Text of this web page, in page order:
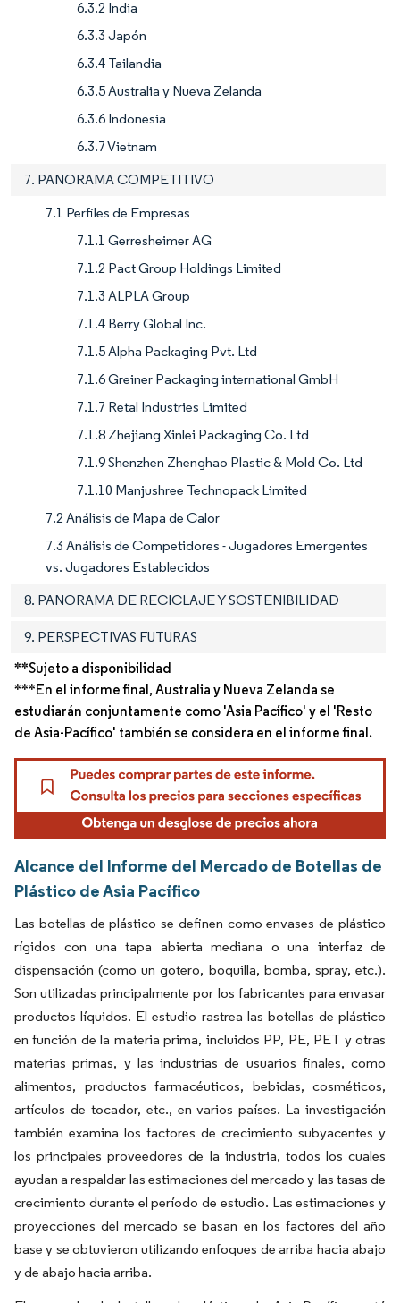
6.3.2 India
6.3.3 Japón
6.3.4 Tailandia
6.3.5 Australia y Nueva Zelanda
6.3.6 Indonesia
6.3.7 Vietnam
7. PANORAMA COMPETITIVO
7.1 Perfiles de Empresas
7.1.1 Gerresheimer AG
7.1.2 Pact Group Holdings Limited
7.1.3 ALPLA Group
7.1.4 Berry Global Inc.
7.1.5 Alpha Packaging Pvt. Ltd
7.1.6 Greiner Packaging international GmbH
7.1.7 Retal Industries Limited
7.1.8 Zhejiang Xinlei Packaging Co. Ltd
7.1.9 Shenzhen Zhenghao Plastic & Mold Co. Ltd
7.1.10 Manjushree Technopack Limited
7.2 Análisis de Mapa de Calor
7.3 Análisis de Competidores - Jugadores Emergentes
vs. Jugadores Establecidos
8. PANORAMA DE RECICLAJE Y SOSTENIBILIDAD
9. PERSPECTIVAS FUTURAS
**Sujeto a disponibilidad
***En el informe final, Australia y Nueva Zelanda se
estudiarán conjuntamente como 'Asia Pacífico' y el 'Resto
de Asia-Pacífico' también se considera en el informe final.
Alcance del Informe del Mercado de Botellas de
Plástico de Asia Pacífico
Las botellas de plástico se definen como envases de plástico
rígidos con una tapa abierta mediana o una interfaz de
dispensación (como un gotero, boquilla, bomba, spray, etc.).
Son utilizadas principalmente por los fabricantes para envasar
productos líquidos. El estudio rastrea las botellas de plástico
en función de la materia prima, incluidos PP, PE, PET y otras
materias primas, y las industrias de usuarios finales, como
alimentos, productos farmacéuticos, bebidas, cosméticos,
artículos de tocador, etc., en varios países. La investigación
también examina los factores de crecimiento subyacentes y
los principales proveedores de la industria, todos los cuales
ayudan a respaldar las estimaciones del mercado y las tasas de
crecimiento durante el período de estudio. Las estimaciones y
proyecciones del mercado se basan en los factores del año
base y se obtuvieron utilizando enfoques de arriba hacia abajo
y de abajo hacia arriba.